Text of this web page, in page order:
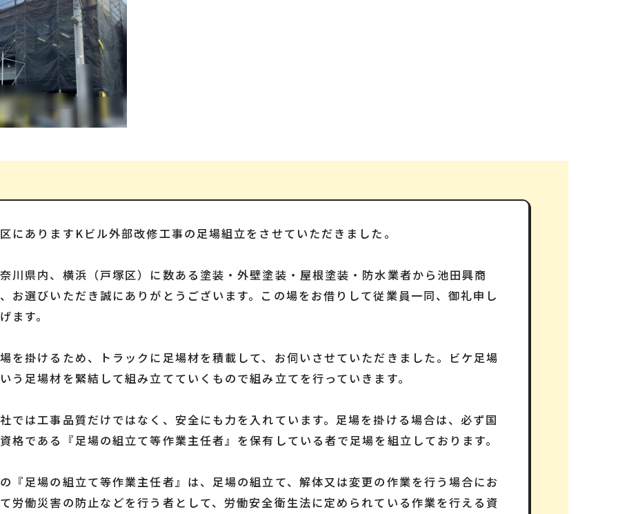
にありますKビル外部改修工事の足場組立をさせていただきました。
川県内、横浜（戸塚区）に数ある塗装・外壁塗装・屋根塗装・防水業者から池田興商
お選びいただき誠にありがとうございます。この場をお借りして従業員一同、御礼申し
ます。
を掛けるため、トラックに足場材を積載して、お伺いさせていただきました。ビケ足場
う足場材を緊結して組み立てていくもので組み立てを行っていきます。
では工事品質だけではなく、安全にも力を入れています。足場を掛ける場合は、必ず国
格である『足場の組立て等作業主任者』を保有している者で足場を組立しております。
『足場の組立て等作業主任者』は、足場の組立て、解体又は変更の作業を行う場合にお
労働災害の防止などを行う者として、労働安全衛生法に定められている作業を行える資